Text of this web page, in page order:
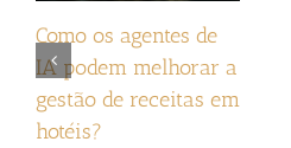
Como os agentes de
IA podem melhorar a
gestão de receitas em
hotéis?